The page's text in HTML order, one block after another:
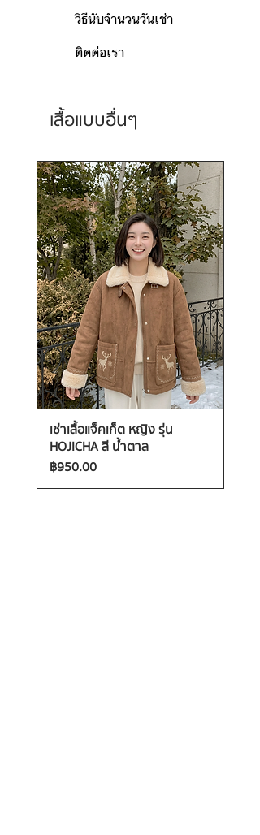
วิธีนับจำนวนวันเช่า
ติดต่อเรา
เสื้อแบบอื่นๆ
เช่าเสื้อแจ็คเก็ต หญิง รุ่น
HOJICHA สี น้ำตาล
ราคา
฿950.00